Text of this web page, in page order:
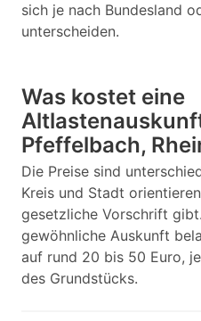
sich je nach Bundesland
unterscheiden.
Was kostet eine
Pfeffelbach,
Die Preise sind
Kreis und Stadt
gesetzliche Vorschrift
gewöhnliche Auskunft
auf rund 20 bis 50 Euro,
des Grundstücks.